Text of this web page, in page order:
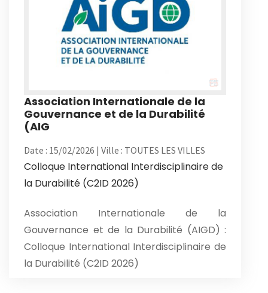
Association Internationale de la
Gouvernance et de la Durabilité
(AIG
Date : 15/02/2026 | Ville : TOUTES LES VILLES
Colloque International Interdisciplinaire de
la Durabilité (C2ID 2026)
Association Internationale de la
Gouvernance et de la Durabilité (AIGD) :
Colloque International Interdisciplinaire de
la Durabilité (C2ID 2026)